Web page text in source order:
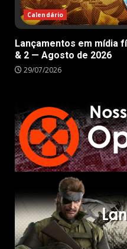
Calendário
Lançamentos em mídia
& 2 — Agosto de 2026
29/07/2026